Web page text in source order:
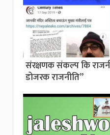
संरक्षणक संकल्प कि
डोजरक राजनीति”